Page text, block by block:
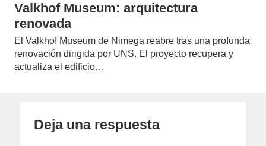
Valkhof Museum: arquitectura
renovada
El Valkhof Museum de Nimega reabre tras una profunda
renovación dirigida por UNS. El proyecto recupera y
actualiza el edificio…
Deja una respuesta